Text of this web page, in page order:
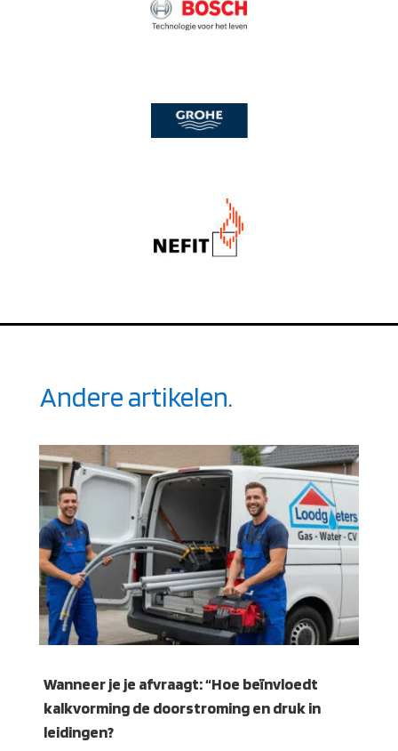
Andere artikelen.
Wanneer je je afvraagt: “Hoe beïnvloedt
kalkvorming de doorstroming en druk in
leidingen?